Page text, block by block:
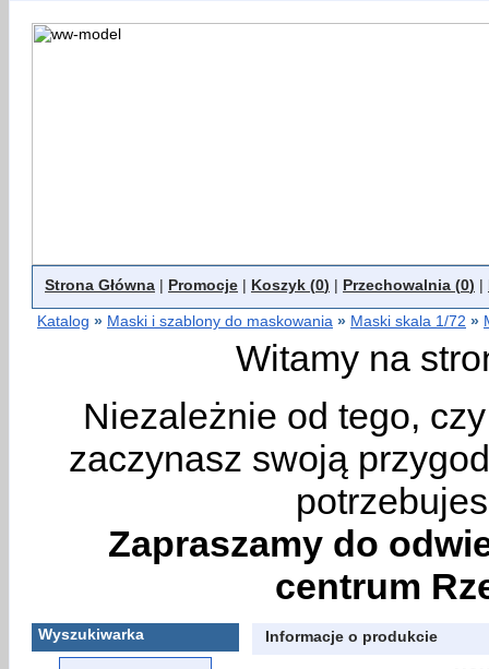
Strona Główna | Promocje | Koszyk (0) | Przechowalnia (0) |
Katalog » Maski i szablony do maskowania » Maski skala 1/72 »
Witamy na
Niezależnie od tego,
zaczynasz swoją
Zapraszamy do
centrum
Wyszukiwarka Informacje o produkcie